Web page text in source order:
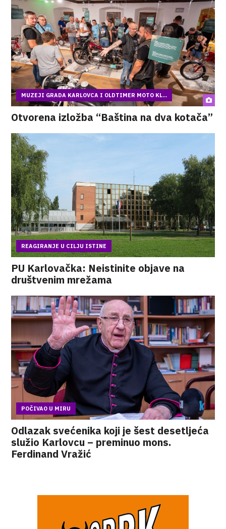
MUZEJI GRADA KARLOVCA I OLDTIMER MOTO KL...
Otvorena izložba “Baština na dva kotača”
REAGIRANJE U CILJU ISTINE
PU Karlovačka: Neistinite objave na
društvenim mrežama
POČIVAO U MIRU
Odlazak svećenika koji je šest desetljeća
služio Karlovcu – preminuo mons.
Ferdinand Vražić